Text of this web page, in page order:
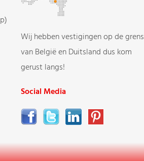
Wij hebben vestigingen op de grens
van België en Duitsland dus kom
gerust langs!
Social Media